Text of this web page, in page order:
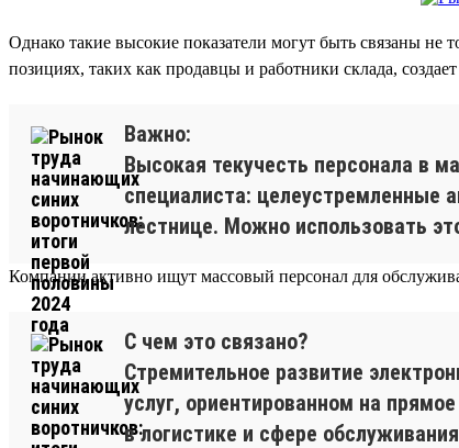
Однако такие высокие показатели могут быть связаны не
позициях, таких как продавцы и работники склада,
Важно:
Высокая текучесть персонала в
специалиста: целеустремленные
лестнице. Можно использовать
Компании активно ищут массовый персонал для
С чем это связано?
Стремительное развитие
услуг, ориентированном на
в логистике и сфере